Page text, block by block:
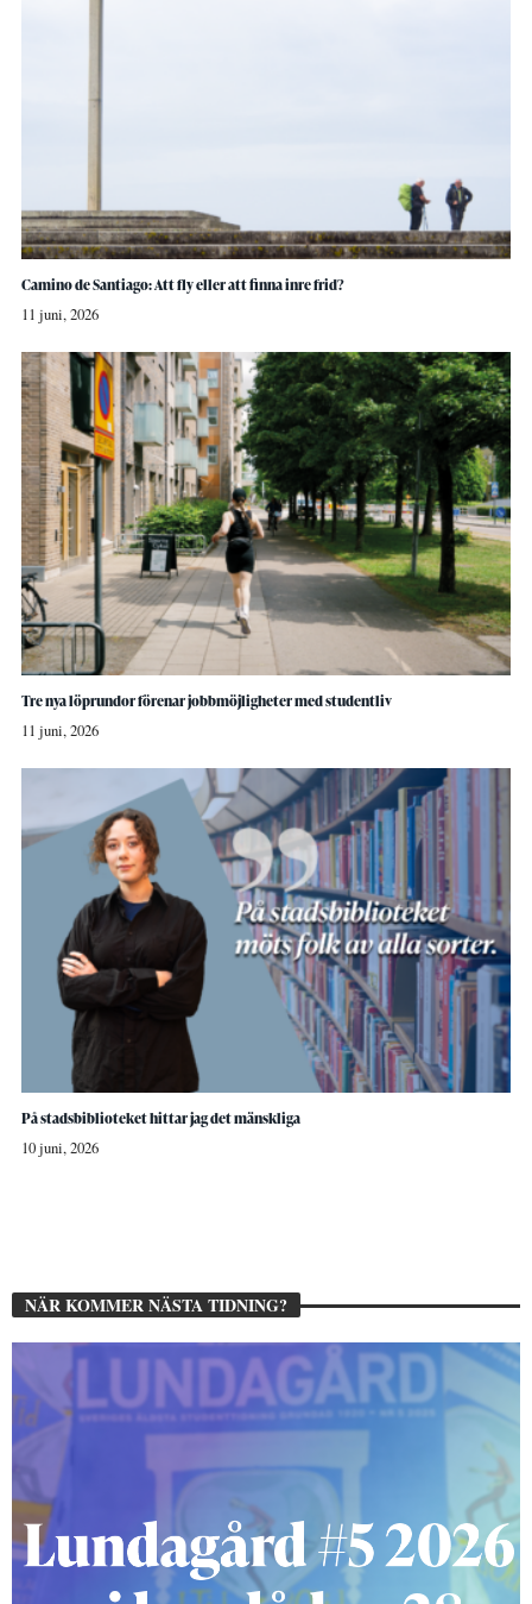
Camino de Santiago: Att fly eller att finna inre frid?
11 juni, 2026
Tre nya löprundor förenar jobbmöjligheter med studentliv
11 juni, 2026
På stadsbiblioteket hittar jag det mänskliga
10 juni, 2026
NÄR KOMMER NÄSTA TIDNING?